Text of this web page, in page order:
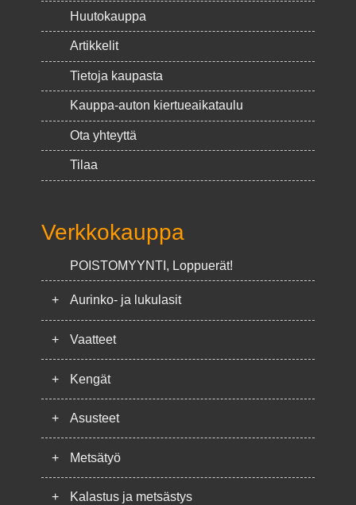
Huutokauppa
Artikkelit
Tietoja kaupasta
Kauppa-auton kiertueaikataulu
Ota yhteyttä
Tilaa
Verkkokauppa
POISTOMYYNTI, Loppuerät!
+ Aurinko- ja lukulasit
+ Vaatteet
+ Kengät
+ Asusteet
+ Metsätyö
+ Kalastus ja metsästys